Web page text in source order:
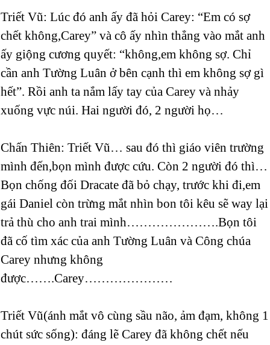
Triết Vũ: Lúc đó anh ấy đã hỏi Carey: “Em có sợ
chết không,Carey” và cô ấy nhìn thẳng vào mắt anh
ấy giộng cương quyết: “không,em không sợ. Chỉ
cần anh Tường Luân ở bên cạnh thì em không sợ gì
hết”. Rồi anh ta nắm lấy tay của Carey và nhảy
xuống vực núi. Hai người đó, 2 người họ…
Chấn Thiên: Triết Vũ… sau đó thì giáo viên trường
mình đến,bọn mình được cứu. Còn 2 người đó thì…
Bọn chống đối Dracate đã bỏ chạy, trước khi đi,em
gái Daniel còn trừng mắt nhìn bon tôi kêu sẽ way lại
trả thù cho anh trai mình………………….Bọn tôi
đã cố tìm xác của anh Tường Luân và Công chúa
Carey nhưng không
được…….Carey…………………
Triết Vũ(ánh mắt vô cùng sầu não, ảm đạm, không 1
chút sức sống): đáng lẽ Carey đã không chết nếu